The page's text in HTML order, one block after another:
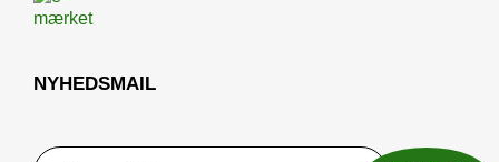
NYHEDSMAIL